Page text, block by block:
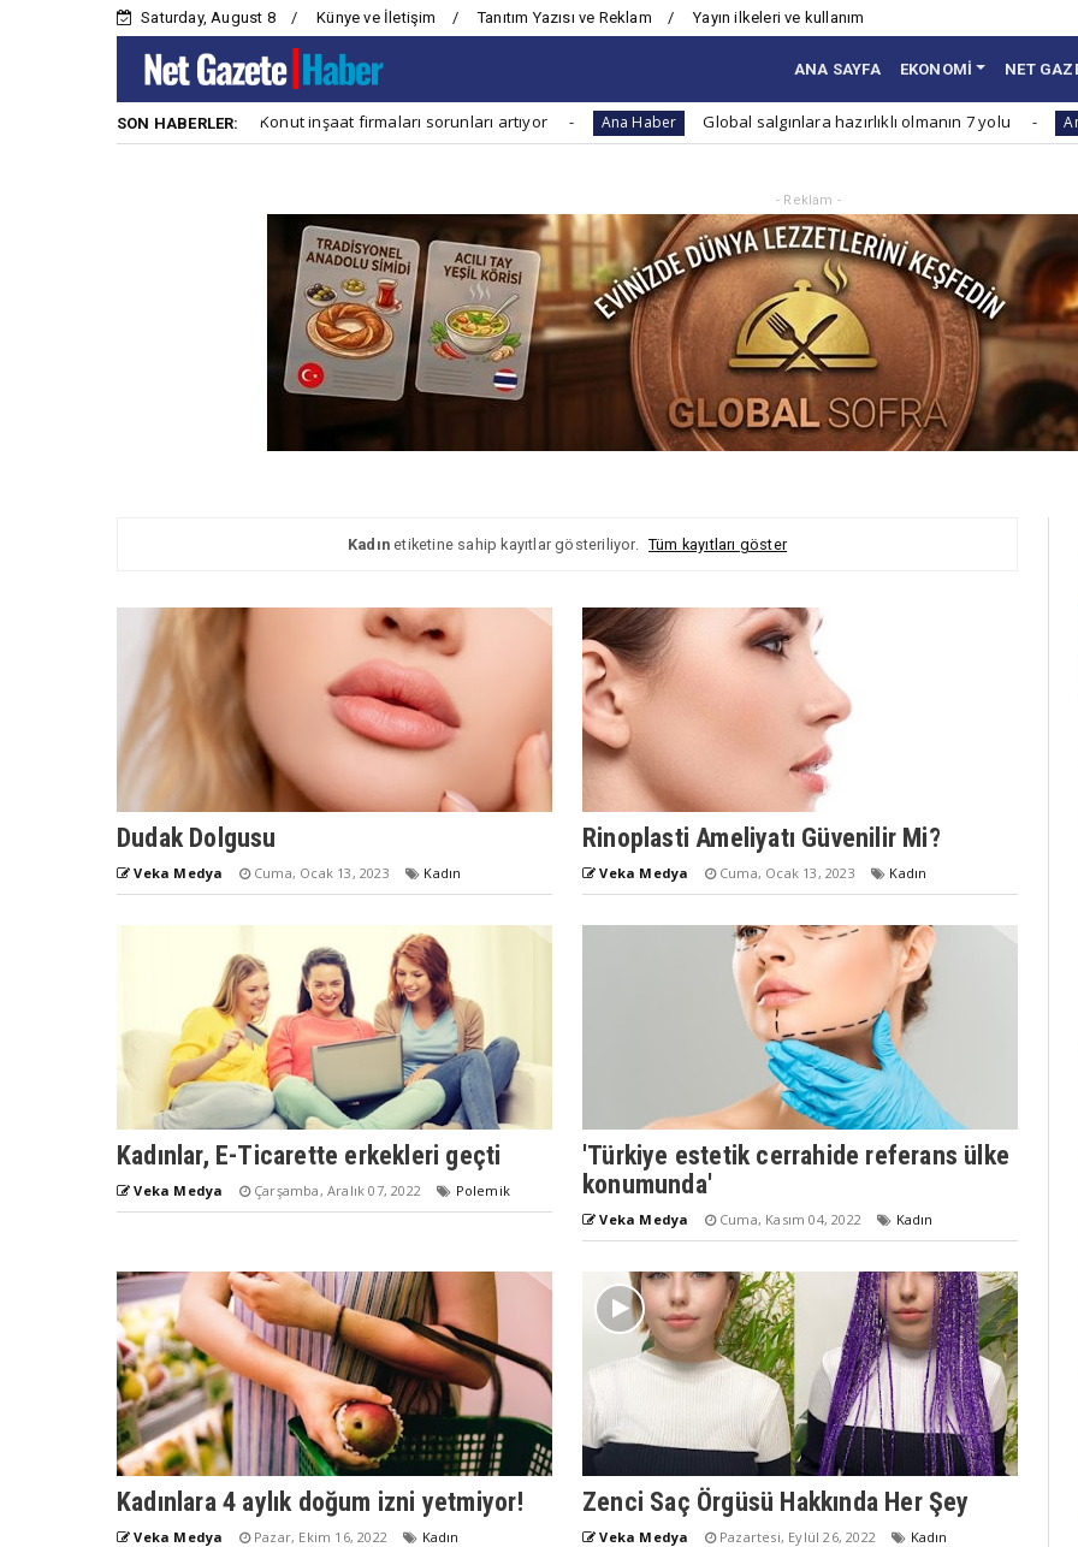
Saturday, August 8 Künye ve İletişim Tanıtım Yazısı ve Reklam Yayın ilkeleri ve kullanım
ANA SAYFA EKONOMİ NET
SON HABERLER:
Ana Haber Konut inşaat firmaları sorunları artıyor Ana Haber Global salgınlara hazırlıklı olmanın 7 yolu Ana Haber
- Reklam -
Kadınetiketine sahip kayıtlar gösteriliyor. Tüm kayıtları göster
Dudak Dolgusu
Veka Medya Cuma, Ocak 13, 2023 Kadın
Rinoplasti Ameliyatı Güvenilir Mi?
Veka Medya Cuma, Ocak 13, 2023 Kadın
Kadınlar, E-Ticarette erkekleri geçti
Veka Medya Çarşamba, Aralık 07, 2022 Polemik
'Türkiye estetik cerrahide referans ülke
konumunda'
Veka Medya Cuma, Kasım 04, 2022 Kadın
Kadınlara 4 aylık doğum izni yetmiyor!
Veka Medya Pazar, Ekim 16, 2022 Kadın
Zenci Saç Örgüsü Hakkında Her Şey
Veka Medya Pazartesi, Eylül 26, 2022 Kadın